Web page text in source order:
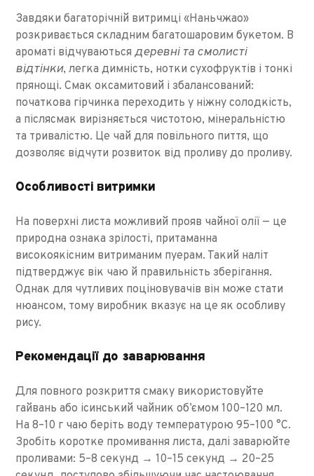
Завдяки багаторічній витримці «Наньчжао»
розкривається складним багатошаровим букетом. В
ароматі відчуваютьсядеревні та смолисті
відтінки, легка димність, нотки сухофруктів і тонкі
прянощі. Смак оксамитовий і збалансований:
початкова гірчинка переходить у ніжну солодкість,
а післясмак вирізняється чистотою, мінеральністю
та тривалістю. Це чай для повільного пиття, що
дозволяє відчути розвиток від проливу до проливу.
Особливості витримки
На поверхні листа можливий прояв чайної олії — це
природна ознака зрілості, притаманна
високоякісним витриманим пуерам. Такий наліт
підтверджує вік чаю й правильність зберігання.
Однак для чутливих поціновувачів він може стати
нюансом, тому виробник вказує на це як особливу
рису.
Рекомендації до заварювання
Для повного розкриття смаку використовуйте
гайвань або ісинський чайник об’ємом 100–120 мл.
На 8–10 г чаю беріть воду температурою 95–100 °C.
Зробіть коротке промивання листа, далі заварюйте
проливами: 5–8 секунд → 10–15 секунд → 20–25